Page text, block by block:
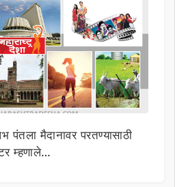
मैदानावर परतण्यासाठी
म्हणाले…